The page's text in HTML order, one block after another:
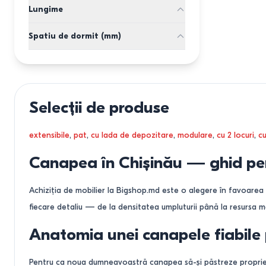
chenila
velvet
paralon
arcuri-sarpe
pâslă termică
spuma de cauciuc
Puma
tick-tac
calipso
eurocarte
carte (click-clack)
italian
euro carte
capitonat/lemn
lemn
fără cotiere
gri
1
cappuccino
violet
verde
alb
negru, rosu
alb, albastru
crem
rosu
brown
gri deschis
mm
Lungime
Spatiu de dormit (mm)
1200*1960
1400*2000
1400*1960
1500*2000
1900x1430
1550*2050
1960x1200
1400x1950
1520*1980
1430*1920
Selecții de produse
extensibile, pat, cu lada de depozitare, modulare, cu 2 locuri,
Canapea în Chișinău — ghid
Achiziția de mobilier la Bigshop.md este o alegere în
fiecare detaliu — de la densitatea umpluturii până la resursa
Anatomia unei canapele
Pentru ca noua dumneavoastră canapea să-și păstreze